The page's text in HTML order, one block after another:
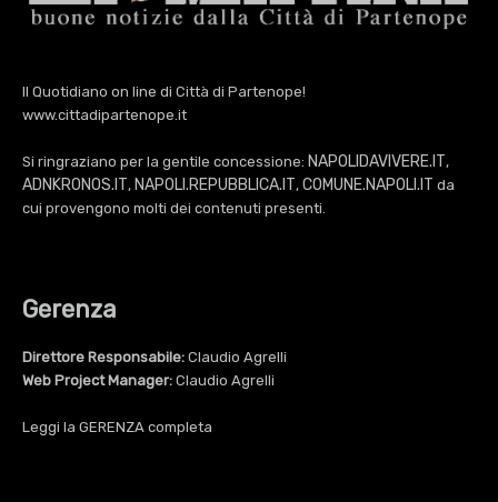
Il Quotidiano on line di Città di Partenope!
www.cittadipartenope.it
Si ringraziano per la gentile concessione: NAPOLIDAVIVERE.IT,
ADNKRONOS.IT, NAPOLI.REPUBBLICA.IT, COMUNE.NAPOLI.IT da
cui provengono molti dei contenuti presenti.
Gerenza
Direttore Responsabile: Claudio Agrelli
Web Project Manager: Claudio Agrelli
Leggi la GERENZA completa